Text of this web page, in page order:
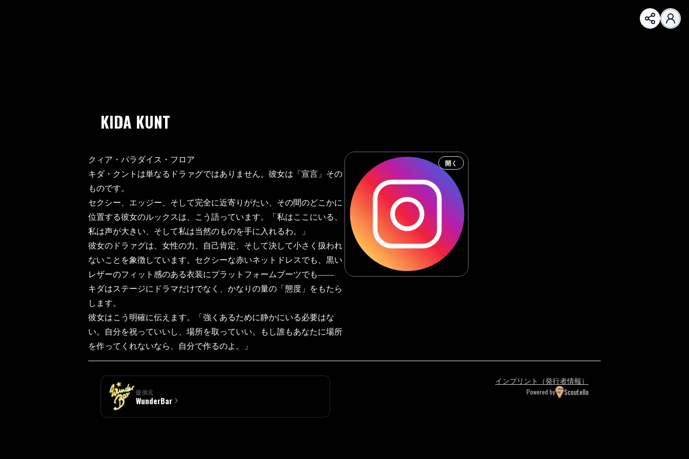
KIDA KUNT
クィア・パラダイス・フロア
キダ・クントは単なるドラァグではありません。彼女は「宣言」その
ものです。
セクシー、エッジー、そして完全に近寄りがたい、その間のどこかに
位置する彼女のルックスは、こう語っています。「私はここにいる、
私は声が大きい、そして私は当然のものを手に入れるわ。」
彼女のドラァグは、女性の力、自己肯定、そして決して小さく扱われ
ないことを象徴しています。セクシーな赤いネットドレスでも、黒い
レザーのフィット感のある衣装にプラットフォームブーツでも――
キダはステージにドラマだけでなく、かなりの量の「態度」をもたら
します。
彼女はこう明確に伝えます。「強くあるために静かにいる必要はな
い。自分を祝っていいし、場所を取っていい。もし誰もあなたに場所
を作ってくれないなら、自分で作るのよ。」
開く
提供元
WunderBar
インプリント（発行者情報）
Powered by Scoutello